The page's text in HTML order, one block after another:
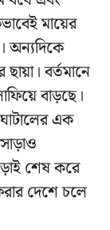
মায়ের
অন্যদিকে
বর্তমানে
বাড়ছে।
এক
শেষ করে
দেশে চলে